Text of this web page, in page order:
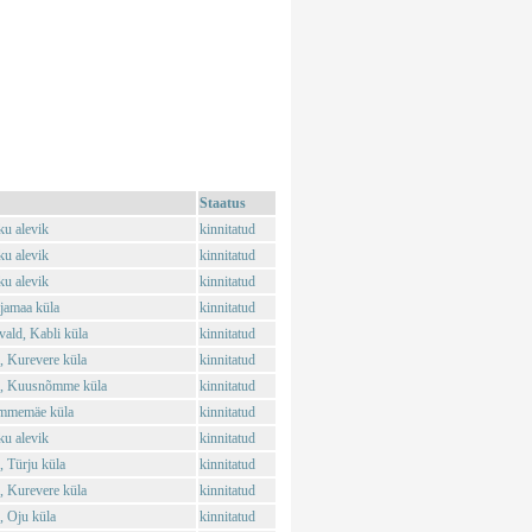
Staatus
alevik
kinnitatud
alevik
kinnitatud
alevik
kinnitatud
küla
kinnitatud
Kabli küla
kinnitatud
Kurevere küla
kinnitatud
Kuusnõmme küla
kinnitatud
küla
kinnitatud
alevik
kinnitatud
Türju küla
kinnitatud
Kurevere küla
kinnitatud
Oju küla
kinnitatud